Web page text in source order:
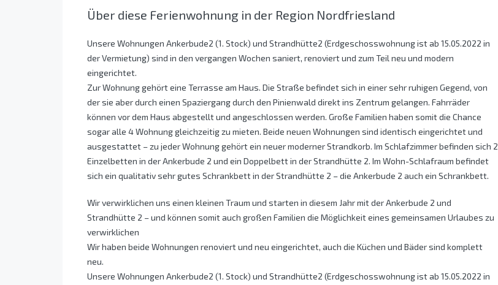
Über diese Ferienwohnung in der Region Nordfriesland
Unsere Wohnungen Ankerbude2 (1. Stock) und Strandhütte2 (Erdgeschosswohnung ist ab 15.05.2022 in
der Vermietung) sind in den vergangen Wochen saniert, renoviert und zum Teil neu und modern
eingerichtet.
Zur Wohnung gehört eine Terrasse am Haus. Die Straße befindet sich in einer sehr ruhigen Gegend, von
der sie aber durch einen Spaziergang durch den Pinienwald direkt ins Zentrum gelangen. Fahrräder
können vor dem Haus abgestellt und angeschlossen werden. Große Familien haben somit die Chance
sogar alle 4 Wohnung gleichzeitig zu mieten. Beide neuen Wohnungen sind identisch eingerichtet und
ausgestattet – zu jeder Wohnung gehört ein neuer moderner Strandkorb. Im Schlafzimmer befinden sich 2
Einzelbetten in der Ankerbude 2 und ein Doppelbett in der Strandhütte 2. Im Wohn-Schlafraum befindet
sich ein qualitativ sehr gutes Schrankbett in der Strandhütte 2 – die Ankerbude 2 auch ein Schrankbett.
Wir verwirklichen uns einen kleinen Traum und starten in diesem Jahr mit der Ankerbude 2 und
Strandhütte 2 – und können somit auch großen Familien die Möglichkeit eines gemeinsamen Urlaubes zu
verwirklichen
Wir haben beide Wohnungen renoviert und neu eingerichtet, auch die Küchen und Bäder sind komplett
neu.
Unsere Wohnungen Ankerbude2 (1. Stock) und Strandhütte2 (Erdgeschosswohnung ist ab 15.05.2022 in